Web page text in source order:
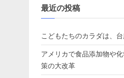
最近の投稿
こどもたちのカラダは、
アメリカで食品添加物や
策の大改革